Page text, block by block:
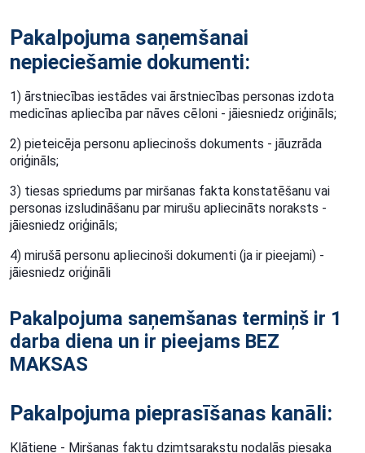
Pakalpojuma saņemšanai
nepieciešamie dokumenti:
1) ārstniecības iestādes vai ārstniecības personas izdota
medicīnas apliecība par nāves cēloni - jāiesniedz oriģināls;
2) pieteicēja personu apliecinošs dokuments - jāuzrāda
oriģināls;
3) tiesas spriedums par miršanas fakta konstatēšanu vai
personas izsludināšanu par mirušu apliecināts noraksts -
jāiesniedz oriģināls;
4) mirušā personu apliecinoši dokumenti (ja ir pieejami) -
jāiesniedz oriģināli
Pakalpojuma saņemšanas termiņš ir 1
darba diena un ir pieejams BEZ
MAKSAS
Pakalpojuma pieprasīšanas kanāli:
Klātiene - Miršanas faktu dzimtsarakstu nodaļās piesaka